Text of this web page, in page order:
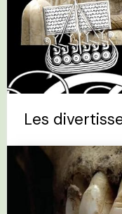
Les